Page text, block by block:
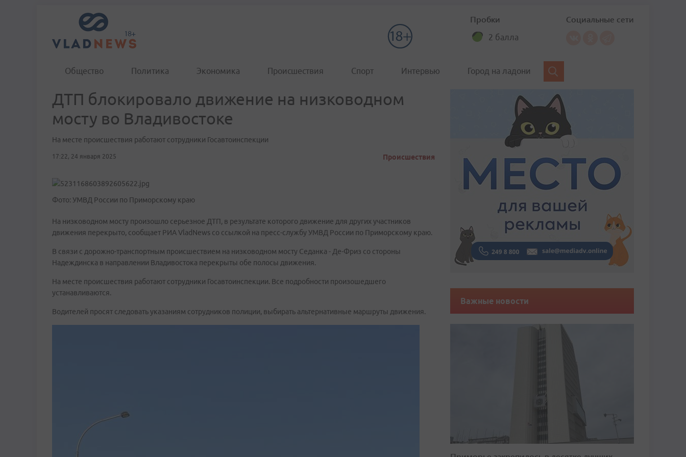
Пробки
2 балла
Социальные сети
Общество Политика Экономика Происшествия Спорт Интервью Город на ладони
ДТП блокировало движение на низководном
мосту во Владивостоке
На месте происшествия работают сотрудники Госавтоинспекции
17:22, 24 января 2025 Происшествия
Фото: УМВД России по Приморскому краю
На низководном мосту произошло серьезное ДТП, в результате которого движение для других участников
движения перекрыто, сообщает РИА VladNews со ссылкой на пресс-службу УМВД России по Приморскому краю.
В связи с дорожно-транспортным происшествием на низководном мосту Седанка - Де-Фриз со стороны
Надеждинска в направлении Владивостока перекрыты обе полосы движения.
На месте происшествия работают сотрудники Госавтоинспекции. Все подробности произошедшего
устанавливаются.
Водителей просят следовать указаниям сотрудников полиции, выбирать альтернативные маршруты движения.
Важные новости